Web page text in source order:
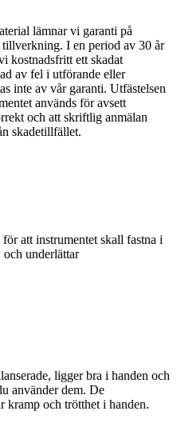
lämnar vi garanti på
I en period av 30 år
kostnadsfritt ett skadat
av fel i utförande eller
inte av vår garanti. Utfästelsen
används för avsett
och att skriftlig anmälan
skadetillfället.
att instrumentet skall fastna i
och underlättar
ligger bra i handen och
använder dem. De
kramp och trötthet i handen.